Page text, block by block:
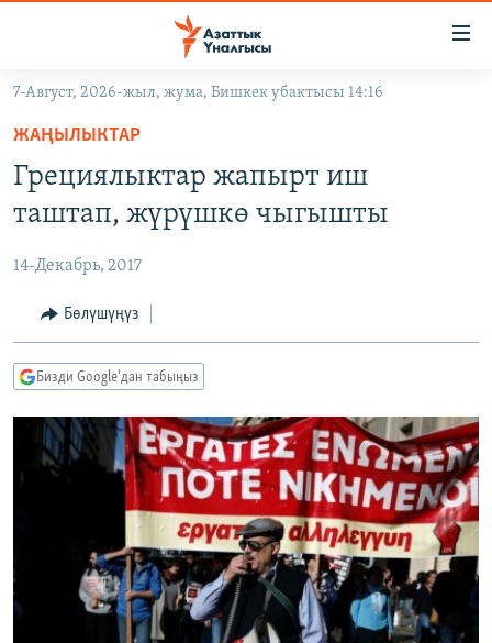
Навигацияга
өтүңүз
Издөөгө
салыңыз
ЭКОНОМИКА
МАДАНИЯТ
ДҮЙНӨ
БОРБОР АЗИЯ
АТАЙЫН ИЛИКТӨӨ
ТВ ПРОГРАММАЛАР
ЭКСПЕРТТЕР ТАЛДАЙТ
БИЗ ЖАНА ДҮЙНӨ
ДАНИСТЕ
ЭЖЕ-СИҢДИЛЕР
АЗАТТЫК+
ЫҢГАЙСЫЗ СУРООЛОР
ӨЗГӨЧӨ ПИКИР
Русский
ОНЛАЙН ШЕРИНЕ
7-Август, 2026-жыл, жума, Бишкек убактысы 14:16
ЖАҢЫЛЫКТАР
Грециялыктар жапырт иш
таштап, жүрүшкө чыгышты
14-Декабрь, 2017
Бөлүшүңүз
Бизди Google'дан табыңыз